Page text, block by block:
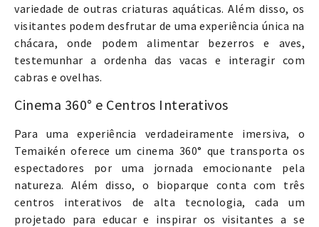
variedade de outras criaturas aquáticas. Além disso, os
visitantes podem desfrutar de uma experiência única na
chácara, onde podem alimentar bezerros e aves,
testemunhar a ordenha das vacas e interagir com
cabras e ovelhas.
Cinema 360° e Centros Interativos
Para uma experiência verdadeiramente imersiva, o
Temaikén oferece um cinema 360° que transporta os
espectadores por uma jornada emocionante pela
natureza. Além disso, o bioparque conta com três
centros interativos de alta tecnologia, cada um
projetado para educar e inspirar os visitantes a se